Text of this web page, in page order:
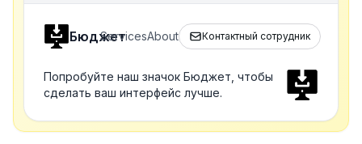
Бюджет
ServicesAbout Контактный сотрудник
Попробуйте наш значок Бюджет, чтобы
сделать ваш интерфейс лучше.